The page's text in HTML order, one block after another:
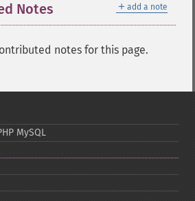
＋ add a note
Notes
notes for this page.
MySQL